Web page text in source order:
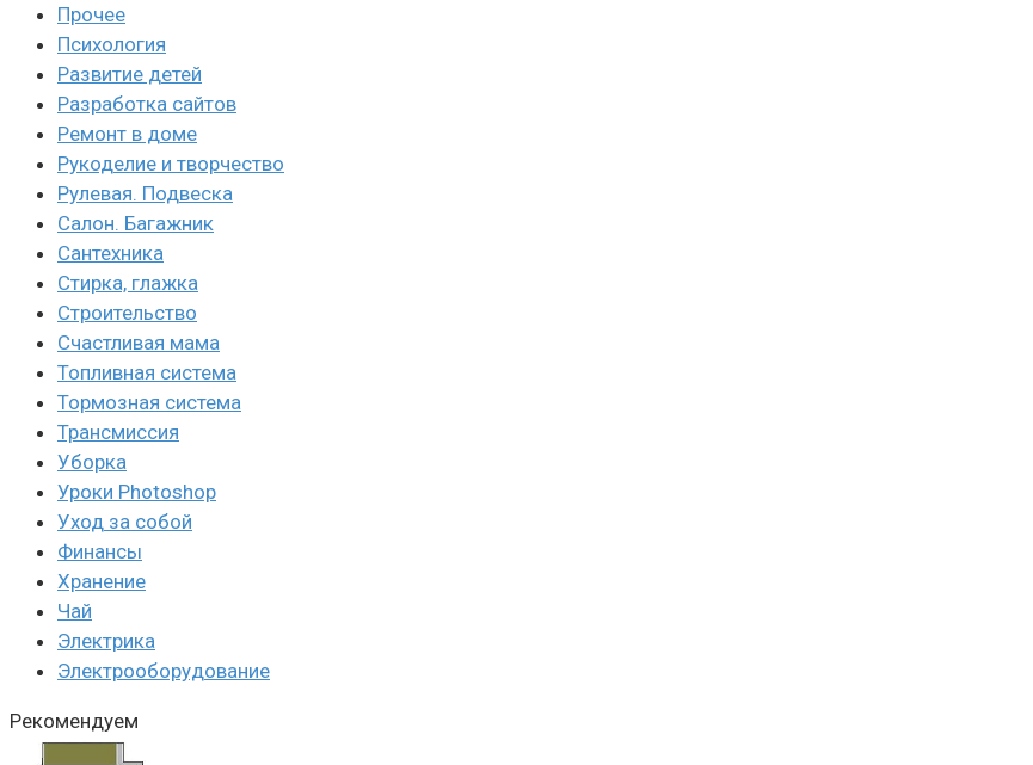
Прочее
Психология
Развитие детей
Разработка сайтов
Ремонт в доме
Рукоделие и творчество
Рулевая. Подвеска
Салон. Багажник
Сантехника
Стирка, глажка
Строительство
Счастливая мама
Топливная система
Тормозная система
Трансмиссия
Уборка
Уроки Photoshop
Уход за собой
Финансы
Хранение
Чай
Электрика
Электрооборудование
Рекомендуем